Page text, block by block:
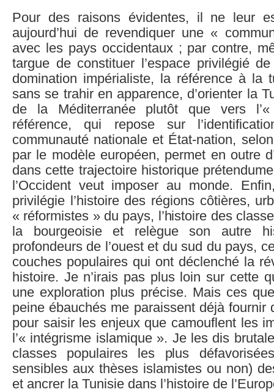
Pour des raisons évidentes, il ne leur
aujourd’hui de revendiquer une «
avec les pays occidentaux ; par contre,
targue de constituer l’espace privilégié
domination impérialiste, la référence à la
sans se trahir en apparence, d’orienter la
de la Méditerranée plutôt que vers
référence, qui repose sur
communauté nationale et État-nation,
par le modèle européen, permet en outre
dans cette trajectoire historique
l’Occident veut imposer au monde.
privilégie l’histoire des régions côtières,
« réformistes » du pays, l’histoire des
la bourgeoisie et relègue son autre
profondeurs de l’ouest et du sud du pays,
couches populaires qui ont déclenché la
histoire. Je n’irais pas plus loin sur cette
une exploration plus précise. Mais ces
peine ébauchés me paraissent déjà fournir
pour saisir les enjeux que camouflent les
l’« intégrisme islamique ». Je les dis
classes populaires les plus
sensibles aux thèses islamistes ou non)
et ancrer la Tunisie dans l’histoire de